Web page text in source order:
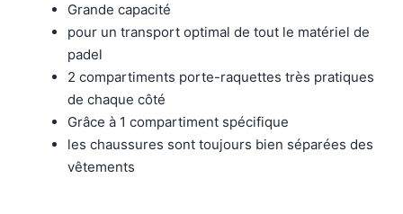
Grande capacité
pour un transport optimal de tout le matériel de
padel
2 compartiments porte-raquettes très pratiques
de chaque côté
Grâce à 1 compartiment spécifique
les chaussures sont toujours bien séparées des
vêtements